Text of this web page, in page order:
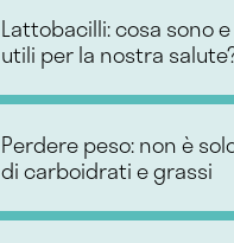
Lattobacilli: cosa sono
utili per la nostra
Perdere peso: non è
di carboidrati e grassi